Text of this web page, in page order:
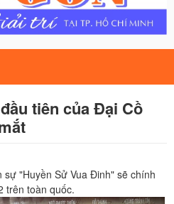
tiên của Đại Cồ
"Huyền Sử Vua Đinh" sẽ chính
trên toàn quốc.